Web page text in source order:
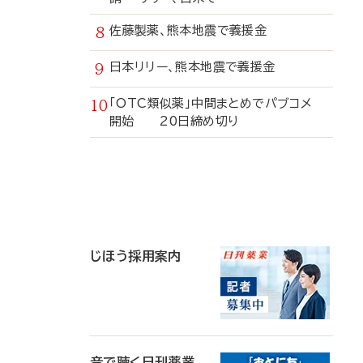
佐藤製薬、熊本地震で義援金
日本リリー、熊本地震で義援金
「OTC類似薬」中間まとめでパブコメ
開始 20日締め切り
じほう採用案内